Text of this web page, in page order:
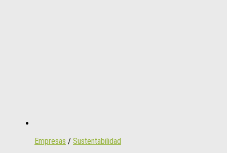
Empresas / Sustentabilidad